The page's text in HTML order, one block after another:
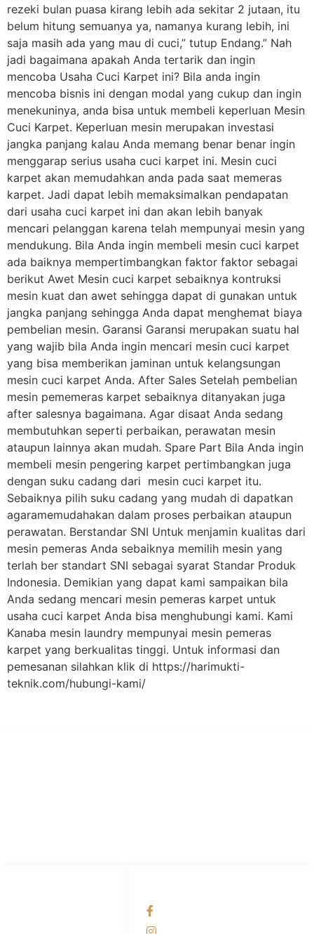
rezeki bulan puasa kirang lebih ada sekitar 2 jutaan, itu
belum hitung semuanya ya, namanya kurang lebih, ini
saja masih ada yang mau di cuci,” tutup Endang.” Nah
jadi bagaimana apakah Anda tertarik dan ingin
mencoba Usaha Cuci Karpet ini? Bila anda ingin
mencoba bisnis ini dengan modal yang cukup dan ingin
menekuninya, anda bisa untuk membeli keperluan Mesin
Cuci Karpet. Keperluan mesin merupakan investasi
jangka panjang kalau Anda memang benar benar ingin
menggarap serius usaha cuci karpet ini. Mesin cuci
karpet akan memudahkan anda pada saat memeras
karpet. Jadi dapat lebih memaksimalkan pendapatan
dari usaha cuci karpet ini dan akan lebih banyak
mencari pelanggan karena telah mempunyai mesin yang
mendukung. Bila Anda ingin membeli mesin cuci karpet
ada baiknya mempertimbangkan faktor faktor sebagai
berikut Awet Mesin cuci karpet sebaiknya kontruksi
mesin kuat dan awet sehingga dapat di gunakan untuk
jangka panjang sehingga Anda dapat menghemat biaya
pembelian mesin. Garansi Garansi merupakan suatu hal
yang wajib bila Anda ingin mencari mesin cuci karpet
yang bisa memberikan jaminan untuk kelangsungan
mesin cuci karpet Anda. After Sales Setelah pembelian
mesin pememeras karpet sebaiknya ditanyakan juga
after salesnya bagaimana. Agar disaat Anda sedang
membutuhkan seperti perbaikan, perawatan mesin
ataupun lainnya akan mudah. Spare Part Bila Anda ingin
membeli mesin pengering karpet pertimbangkan juga
dengan suku cadang dari mesin cuci karpet itu.
Sebaiknya pilih suku cadang yang mudah di dapatkan
agaramemudahakan dalam proses perbaikan ataupun
perawatan. Berstandar SNI Untuk menjamin kualitas dari
mesin pemeras Anda sebaiknya memilih mesin yang
terlah ber standart SNI sebagai syarat Standar Produk
Indonesia. Demikian yang dapat kami sampaikan bila
Anda sedang mencari mesin pemeras karpet untuk
usaha cuci karpet Anda bisa menghubungi kami. Kami
Kanaba mesin laundry mempunyai mesin pemeras
karpet yang berkualitas tinggi. Untuk informasi dan
pemesanan silahkan klik di https://harimukti-
teknik.com/hubungi-kami/